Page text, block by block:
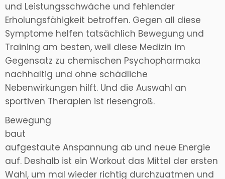
und Leistungsschwäche und fehlender
Erholungsfähigkeit betroffen. Gegen all diese
Symptome helfen tatsächlich Bewegung und
Training am besten, weil diese Medizin im
Gegensatz zu chemischen Psychopharmaka
nachhaltig und ohne schädliche
Nebenwirkungen hilft. Und die Auswahl an
sportiven Therapien ist riesengroß.
Bewegung
baut
aufgestaute Anspannung ab und neue Energie
auf. Deshalb ist ein Workout das Mittel der ersten
Wahl, um mal wieder richtig durchzuatmen und